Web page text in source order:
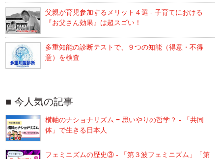
父親が育児参加するメリット４選 - 子育てにおける
『お父さん効果』は超スゴい！
多重知能の診断テストで、９つの知能（得意・不得
意）を検査
今人気の記事
横軸のナショナリズム = 思いやりの哲学？ - 「共同
体」で生きる日本人
フェミニズムの歴史③ - 「第３波フェミニズム」「第